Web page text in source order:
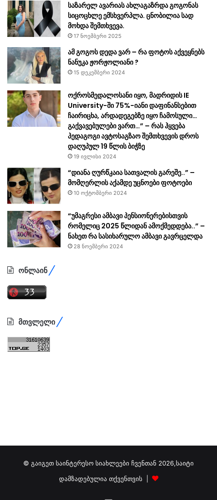
საზარელ ავარიას ახლაგაზრდა გოგონას
სიცოცხლე ემსხვერპლა. ცნობილია სად
მოხდა შემთხვევა.
17 ნოემბერი 2025
ამ გოგოს დედა ვარ – რა ფოტოს აქვეყნებს
ნანუკა ჟორჟოლიანი ?
15 დეკემბერი 2024
ოქროსმედალოსანი იყო, მადრიდის IE
University-ში 75%-იანი დაფინანსებით
ჩაირიცხა, არდადეგებზე იყო ჩამოსული…
გაქვავებულები ვართ…” – რას ჰყვება
პედაგოგი ავტოსაგზაო შემთხვევის დროს
დაღუპულ 19 წლის ბიჭზე
19 ივლისი 2024
“დიანა ღურწკაია სათვალის გარეშე..” –
მომღერლის აქამდე უცნოები ფოტოები
10 ოქტომბერი 2024
“უმაგრესი ამბავი პენსიონერებისთვის
რომელიც 2025 წლიდან ამოქმედდება..” –
ნახეთ რა სასიხარულო ამბავი გავრცელდა
28 ნოემბერი 2024
ონლაინ
მთვლელი
© გაიგეთ საინტერესო სიახლეები ჩვენთან 2026,საიტი
დამზადებულია თქვენთვის |